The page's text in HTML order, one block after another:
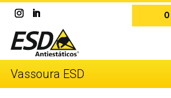
Vassoura ESD